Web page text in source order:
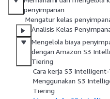
penyimpanan
Mengatur kelas
Analisis Kelas
Mengelola biaya
dengan Amazon S3
Tiering
Cara kerja S3
Menggunakan S3
Tiering